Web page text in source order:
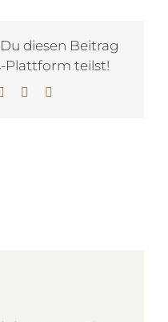
diesen Beitrag
Plattform teilst!
WhatsApp
Pinterest